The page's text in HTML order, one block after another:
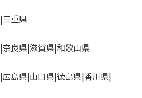
三重県
奈良県 滋賀県 和歌山県
広島県 山口県 徳島県 香川県